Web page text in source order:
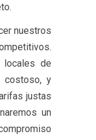
nuestros
de
costoso, y
justas
un